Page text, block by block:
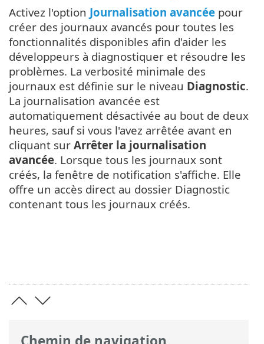
Activez l'option Journalisation avancée pour
créer des journaux avancés pour toutes les
fonctionnalités disponibles afin d'aider les
développeurs à diagnostiquer et résoudre les
problèmes. La verbosité minimale des
journaux est définie sur le niveau Diagnostic.
La journalisation avancée est
automatiquement désactivée au bout de deux
heures, sauf si vous l'avez arrêtée avant en
cliquant sur Arrêter la journalisation
avancée. Lorsque tous les journaux sont
créés, la fenêtre de notification s'affiche. Elle
offre un accès direct au dossier Diagnostic
contenant tous les journaux créés.